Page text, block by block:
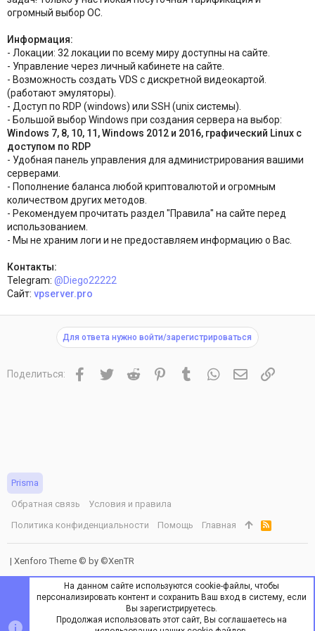
огромный выбор ОС.
Информация:
- Локации: 32 локации по всему миру доступны на сайте.
- Управление через личный кабинете на сайте.
- Возможность создать VDS с дискретной видеокартой.
(работают эмуляторы).
- Доступ по RDP (windows) или SSH (unix системы).
- Большой выбор Windows при создания сервера на выбор:
Windows 7, 8, 10, 11, Windows 2012 и 2016, графический Linux с
доступом по RDP
- Удобная панель управления для администрирования вашими
серверами.
- Пополнение баланса любой криптовалютой и огромным
количеством других методов.
- Рекомендуем прочитать раздел "Правила" на сайте перед
использованием.
- Мы не храним логи и не предоставляем информацию о Вас.
Контакты:
Telegram: @Diego22222
Сайт: vpserver.pro
Для ответа нужно войти/зарегистрироваться
Поделиться: Facebook
TwitterReddit PinterestTumblrWhatsAppЭлектронная
Ссылка
Prisma
Обратная связь
Условия и правила
Политика конфиденциальности
Помощь Главная
R
S
S
| Xenforo Theme © by ©XenTR
На данном сайте используются cookie-файлы, чтобы
персонализировать контент и сохранить Ваш вход в систему, если
Вы зарегистрируетесь.
Продолжая использовать этот сайт, Вы соглашаетесь на